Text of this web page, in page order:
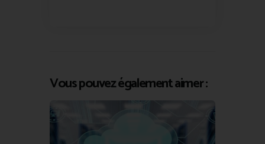
Vous pouvez également aimer :